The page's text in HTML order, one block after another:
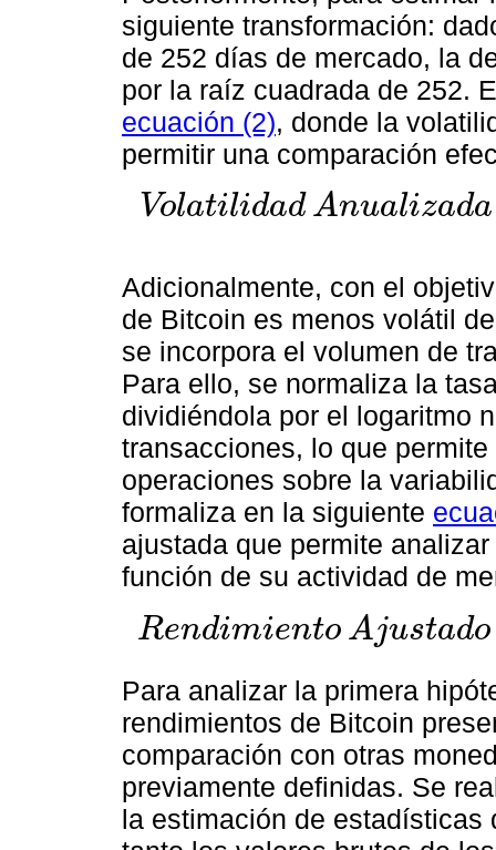
siguiente transformación:
de 252 días de mercado, la
por la raíz cuadrada de 252.
ecuación (2), donde la
permitir una comparación
Volatilidad Anualizada
VolatilidadAnualizada=DesviaciónEstándar*252
Adicionalmente, con el
de Bitcoin es menos volátil
se incorpora el volumen de
Para ello, se normaliza la
dividiéndola por el logaritmo
transacciones, lo que
operaciones sobre la
formaliza en la siguiente
ajustada que permite
función de su actividad de
Rendimiento Ajustado
RendimientoAjustado=Tasade cambioln(Volumende
Para analizar la primera
rendimientos de Bitcoin
comparación con otras
previamente definidas. Se
la estimación de estadísticas